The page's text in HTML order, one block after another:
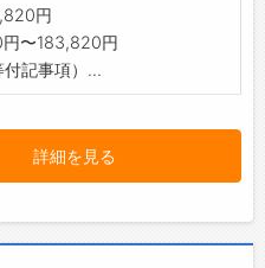
円
〜183,820円
付記事項）...
詳細を見る